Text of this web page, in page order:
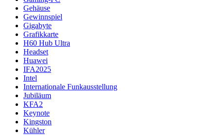
Gehäuse
Gewinnspiel
Gigabyte
Grafikkarte
H60 Hub Ultra
Headset
Huawei
IFA2025
Intel
Internationale Funkausstellung
Jubiläum
KFA2
Keynote
Kingston
Kühler